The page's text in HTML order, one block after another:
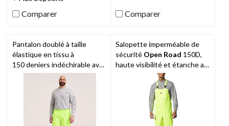
Comparer
évaluations
Comparer
Pantalon doublé à taille
élastique en tissu à
150 deniers indéchirable avec
ruban VizLiteMD de niveau 2
Dakota
WorkPro Series
Salopette imperméable de
sécurité Open Road 150D,
haute visibilité et étanche au
vent, pour hommes